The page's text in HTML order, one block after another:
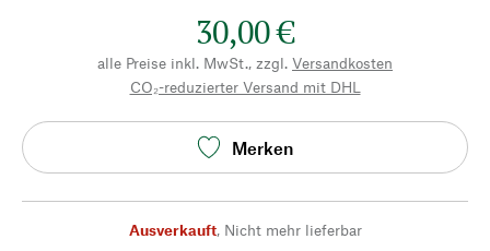
30,00 €
alle Preise inkl. MwSt., zzgl. Versandkosten
CO₂-reduzierter Versand mit DHL
Merken
Ausverkauft, Nicht mehr lieferbar